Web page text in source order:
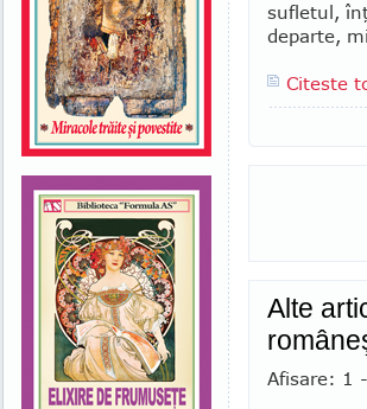
sufletul,
departe,
Citeste
Alte
Afisare: 1